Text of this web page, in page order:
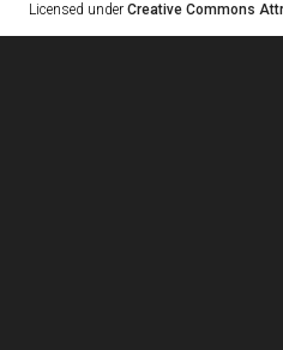
Licensed under Creative Commons